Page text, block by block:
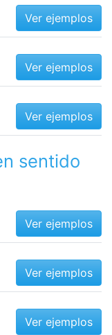
Ver ejemplos
Ver ejemplos
Ver ejemplos
sentido
Ver ejemplos
Ver ejemplos
Ver ejemplos